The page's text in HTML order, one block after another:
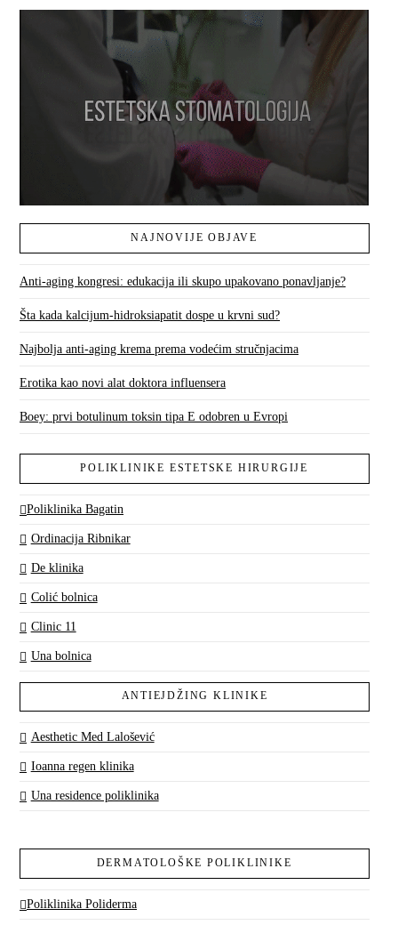
NAJNOVIJE OBJAVE
Anti-aging kongresi: edukacija ili skupo upakovano ponavljanje?
Šta kada kalcijum-hidroksiapatit dospe u krvni sud?
Najbolja anti-aging krema prema vodećim stručnjacima
Erotika kao novi alat doktora influensera
Boey: prvi botulinum toksin tipa E odobren u Evropi
POLIKLINIKE ESTETSKE HIRURGIJE
Poliklinika Bagatin
Ordinacija Ribnikar
De klinika
Colić bolnica
Clinic 11
Una bolnica
ANTIEJDŽING KLINIKE
Aesthetic Med Lalošević
Ioanna regen klinika
Una residence poliklinika
DERMATOLOŠKE POLIKLINIKE
Poliklinika Poliderma